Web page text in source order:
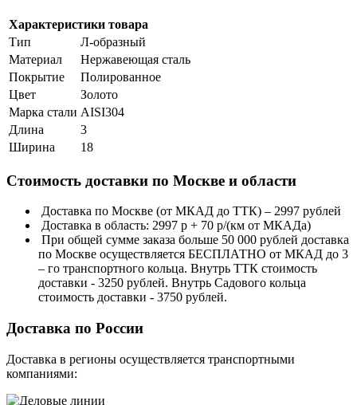
Характеристики товара
Тип
Л-образный
Материал
Нержавеющая сталь
Покрытие
Полированное
Цвет
Золото
Марка стали AISI304
Длина
3
Ширина
18
Стоимость доставки по Москве и области
Доставка по Москве (от МКАД до ТТК) – 2997 рублей
Доставка в область: 2997 р + 70 р/(км от МКАДа)
При общей сумме заказа больше 50 000 рублей доставка
по Москве осуществляется БЕСПЛАТНО от МКАД до 3
– го транспортного кольца. Внутрь ТТК стоимость
доставки - 3250 рублей. Внутрь Садового кольца
стоимость доставки - 3750 рублей.
Доставка по России
Доставка в регионы осуществляется транспортными
компаниями: